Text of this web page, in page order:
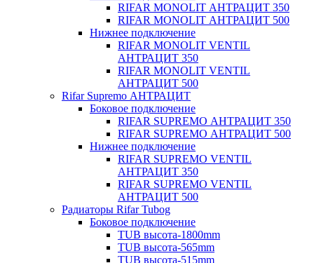
RIFAR MONOLIT АНТРАЦИТ 350
RIFAR MONOLIT АНТРАЦИТ 500
Нижнее подключение
RIFAR MONOLIT VENTIL
АНТРАЦИТ 350
RIFAR MONOLIT VENTIL
АНТРАЦИТ 500
Rifar Supremo АНТРАЦИТ
Боковое подключение
RIFAR SUPREMO АНТРАЦИТ 350
RIFAR SUPREMO АНТРАЦИТ 500
Нижнее подключение
RIFAR SUPREMO VENTIL
АНТРАЦИТ 350
RIFAR SUPREMO VENTIL
АНТРАЦИТ 500
Радиаторы Rifar Tubog
Боковое подключение
TUB высота-1800mm
TUB высота-565mm
TUB высота-515mm